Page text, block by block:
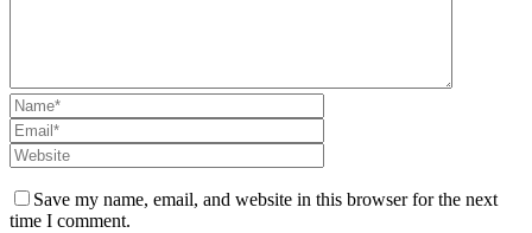
Save my name, email, and website in this browser for the next
time I comment.